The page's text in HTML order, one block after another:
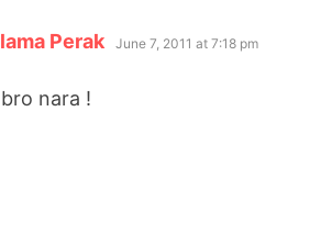
Perak says:
June 7, 2011 at 7:18 pm
nara !